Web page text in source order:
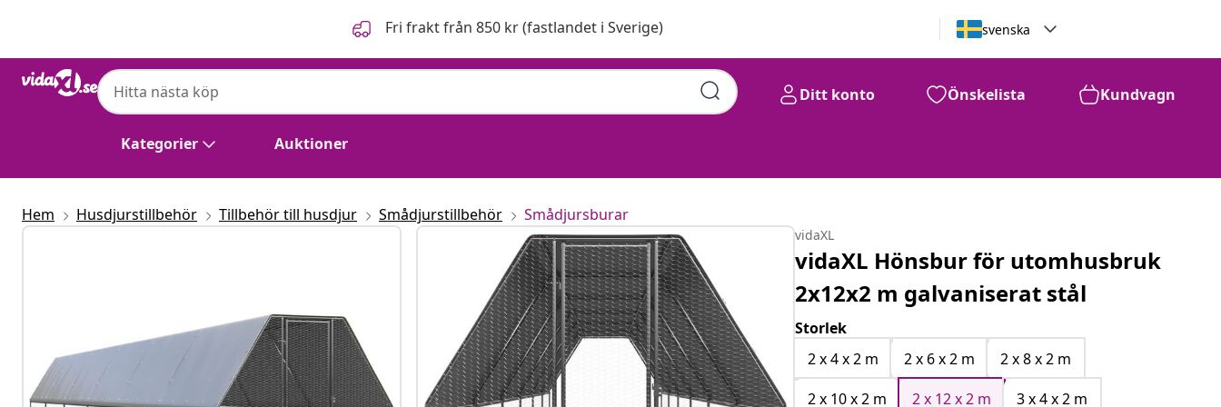
Fri frakt från 850 kr (fastlandet i Sverige) svenska
Kategorier Auktioner
Ditt konto Önskelista Kundvagn
Hem Husdjurstillbehör Tillbehör till husdjur Smådjurstillbehör Smådjursburar
vidaXL
vidaXL Hönsbur för utomhusbruk
2x12x2 m galvaniserat stål
Storlek
2 x 4 x 2 m
2 x 6 x 2 m
2 x 8 x 2 m
2 x 10 x 2 m
2 x 12 x 2 m 3 x 4 x 2 m